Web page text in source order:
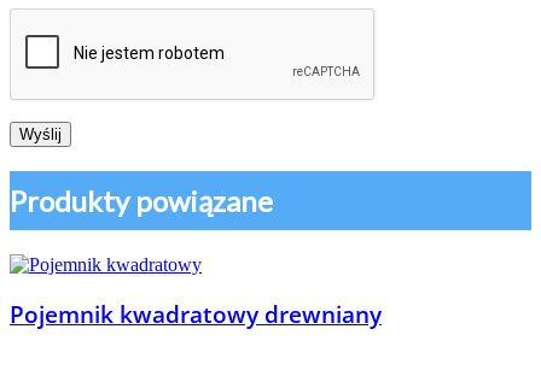
Produkty powiązane
Pojemnik kwadratowy drewniany